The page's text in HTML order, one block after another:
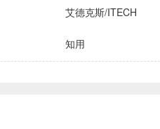
艾德克斯/ITECH
知用